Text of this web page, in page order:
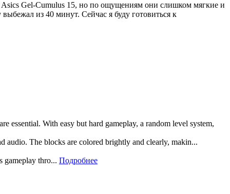
Asics Gel-Cumulus 15, но по ощущениям они слишком мягкие и
из 40 минут. Сейчас я буду готовиться к
essential. With easy but hard gameplay, a random level system,
audio. The blocks are colored brightly and clearly, makin...
gameplay thro... Подробнее